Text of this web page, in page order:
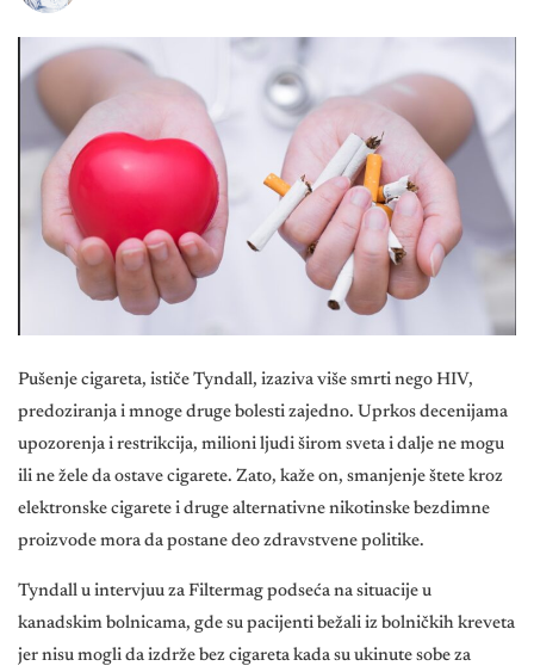
Pušenje cigareta, ističe Tyndall, izaziva više smrti nego HIV,
predoziranja i mnoge druge bolesti zajedno. Uprkos decenijama
upozorenja i restrikcija, milioni ljudi širom sveta i dalje ne mogu
ili ne žele da ostave cigarete. Zato, kaže on, smanjenje štete kroz
elektronske cigarete i druge alternativne nikotinske bezdimne
proizvode mora da postane deo zdravstvene politike.
Tyndall u intervjuu za Filtermag podseća na situacije u
kanadskim bolnicama, gde su pacijenti bežali iz bolničkih kreveta
jer nisu mogli da izdrže bez cigareta kada su ukinute sobe za